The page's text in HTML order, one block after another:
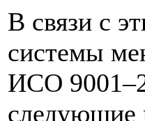
В связи с
системы
ИСО
следующие